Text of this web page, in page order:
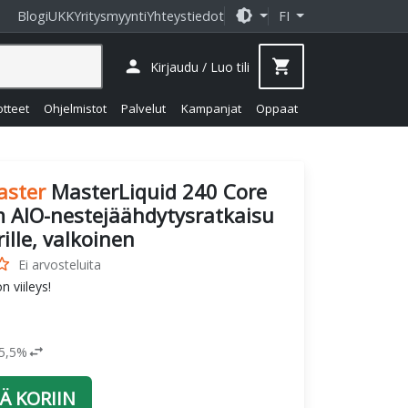
BlogiUKKYritysmyyntiYhteystiedot brightness_medium FI
Ohjelmistot Palvelut Kampanjat Oppaat
person Kirjaudu / Luo tili shopping_cart
MasterLiquid 240 Core
AIO-nestejäähdytysratkaisu
valkoinen
Ei arvosteluita
viileys!
swap_horiz
KORIIN